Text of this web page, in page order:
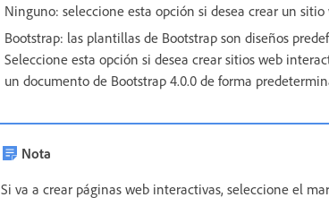
Ninguno: seleccione esta opción si desea crear un
Bootstrap: las plantillas de Bootstrap son diseños
Seleccione esta opción si desea crear sitios web
un documento de Bootstrap 4.0.0 de forma
Nota
Si va a crear páginas web interactivas, seleccione el